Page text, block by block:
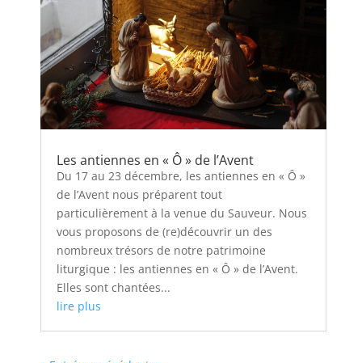
Les antiennes en « Ô » de l’Avent
Du 17 au 23 décembre, les antiennes en « Ô »
de l’Avent nous préparent tout
particulièrement à la venue du Sauveur. Nous
vous proposons de (re)découvrir un des
nombreux trésors de notre patrimoine
liturgique : les antiennes en « Ô » de l’Avent.
Elles sont chantées...
lire plus